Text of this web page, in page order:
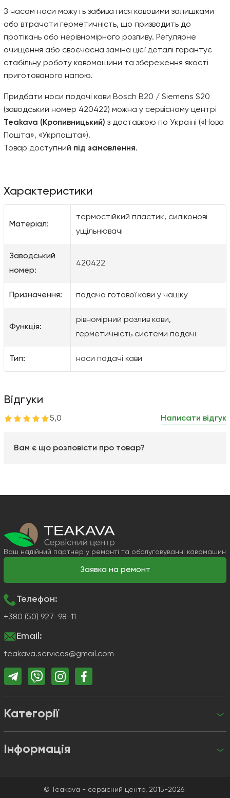
З часом носи можуть забиватися кавовими залишками
або втрачати герметичність, що призводить до
протікань або нерівномірного розливу. Регулярне
очищення або своєчасна заміна цієї деталі гарантує
стабільну роботу кавомашини та збереження якості
приготованого напою.
Придбати носи подачі кави Bosch B20 / Siemens S20
(заводський номер 420422) можна у сервісному центрі
Teakava (Кропивницький) з доставкою по Україні («Нова
Пошта», «Укрпошта»).
Товар доступний під замовлення.
Характеристики
Матеріал:
термостійкий пластик, силіконові
ущільнювачі
Заводський
номер:
420422
Призначення: подача готової кави у чашку
Функція:
рівномірний розлив кави,
герметичність системи подачі
Тип: носи подачі кави
Відгуки
5,0 Написати відгук
Вам є що розповісти про товар?
Ваш надійний партнер у ремонті та обслуговуванні кавомашин
Заявка на ремонт
Категорії
Інформація
Телефон:
+380 (50) 927-98-11
Email:
teakava.services@gmail.com
© Teakava - сервісний центр, 2015-2026
teakava.services@gmail.com